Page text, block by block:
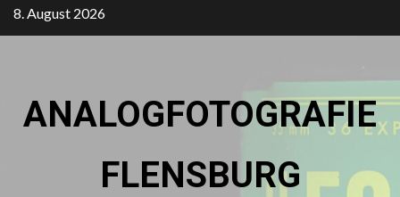
Zum
Inhalt
8. August 2026
ANALOGFOTOGRAFIE
FLENSBURG